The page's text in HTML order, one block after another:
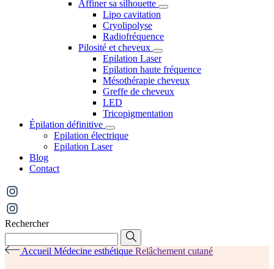
Affiner sa silhouette
Lipo cavitation
Cryolipolyse
Radiofréquence
Pilosité et cheveux
Epilation Laser
Epilation haute fréquence
Mésothérapie cheveux
Greffe de cheveux
LED
Tricopigmentation
Épilation définitive
Epilation électrique
Epilation Laser
Blog
Contact
Rechercher
Accueil Médecine esthétique Relâchement cutané